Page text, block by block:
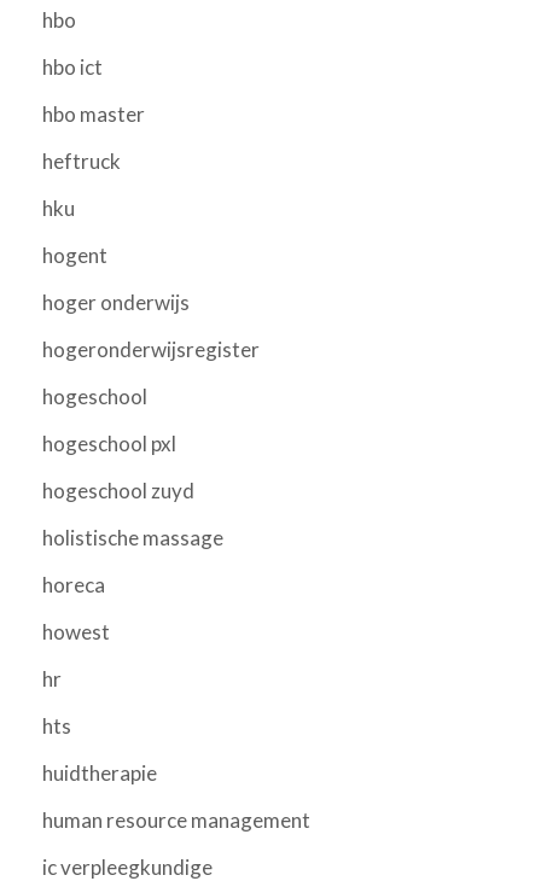
hbo
hbo ict
hbo master
heftruck
hku
hogent
hoger onderwijs
hogeronderwijsregister
hogeschool
hogeschool pxl
hogeschool zuyd
holistische massage
horeca
howest
hr
hts
huidtherapie
human resource management
ic verpleegkundige